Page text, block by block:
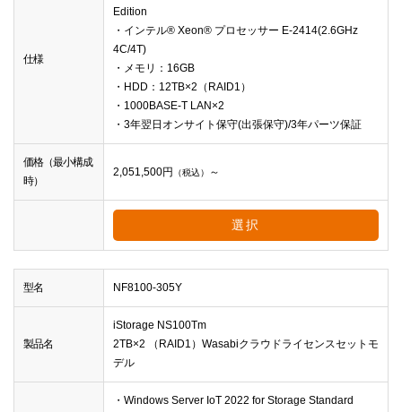
仕様
Edition
・インテル® Xeon® プロセッサー E-2414(2.6GHz
4C/4T)
・メモリ：16GB
・HDD：12TB×2（RAID1）
・1000BASE-T LAN×2
・3年翌日オンサイト保守(出張保守)/3年パーツ保証
価格（最小構成
時）
2,051,500円 （税込） ～
選択
型名 NF8100-305Y
製品名
iStorage NS100Tm
2TB×2 （RAID1）Wasabiクラウドライセンスセットモ
デル
・Windows Server IoT 2022 for Storage Standard